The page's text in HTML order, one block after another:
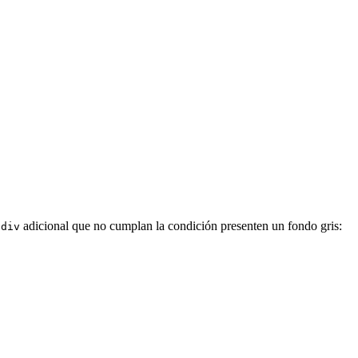
div adicional que no cumplan la condición presenten un fondo gris: